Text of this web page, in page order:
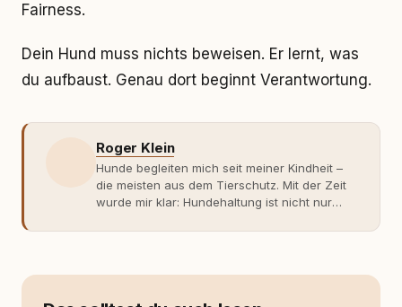
Fairness.
Dein Hund muss nichts beweisen. Er lernt, was
du aufbaust. Genau dort beginnt Verantwortung.
Roger Klein
Hunde begleiten mich seit meiner Kindheit –
die meisten aus dem Tierschutz. Mit der Zeit
wurde mir klar: Hundehaltung ist nicht nur
Fachwissen. Der Wendepunkt kam mit meinem